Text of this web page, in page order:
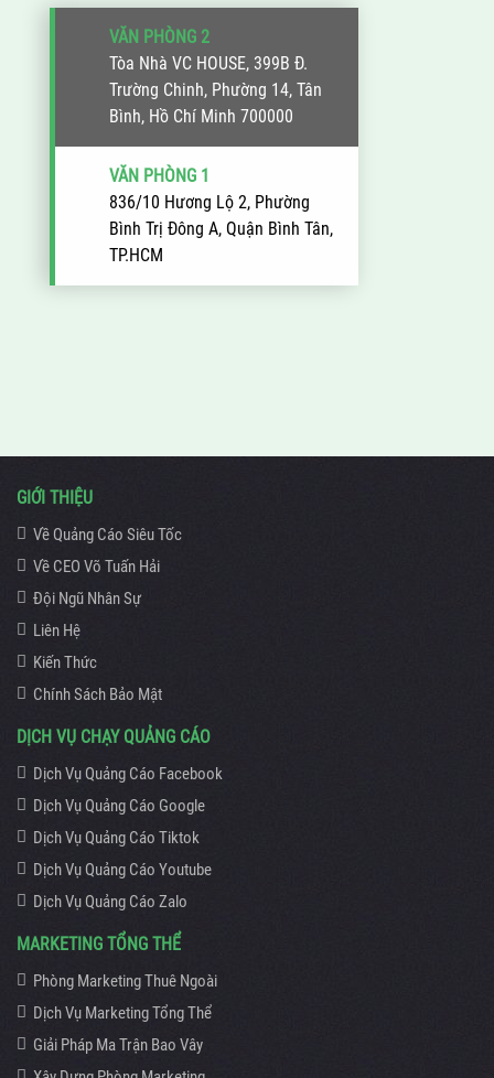
VĂN PHÒNG 2
Tòa Nhà VC HOUSE, 399B Đ.
Trường Chinh, Phường 14, Tân
Bình, Hồ Chí Minh 700000
VĂN PHÒNG 1
836/10 Hương Lộ 2, Phường
Bình Trị Đông A, Quận Bình Tân,
TP.HCM
GIỚI THIỆU
Về Quảng Cáo Siêu Tốc
Về CEO Võ Tuấn Hải
Đội Ngũ Nhân Sự
Liên Hệ
Kiến Thức
Chính Sách Bảo Mật
DỊCH VỤ CHẠY QUẢNG CÁO
Dịch Vụ Quảng Cáo Facebook
Dịch Vụ Quảng Cáo Google
Dịch Vụ Quảng Cáo Tiktok
Dịch Vụ Quảng Cáo Youtube
Dịch Vụ Quảng Cáo Zalo
MARKETING TỔNG THỂ
Phòng Marketing Thuê Ngoài
Dịch Vụ Marketing Tổng Thể
Giải Pháp Ma Trận Bao Vây